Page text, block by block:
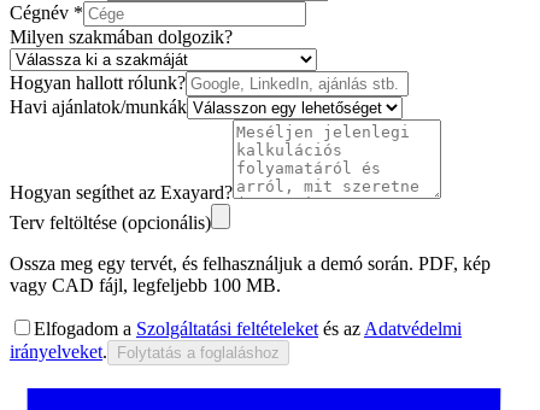
Cégnév *
Milyen szakmában dolgozik?
Hogyan hallott rólunk?
Havi ajánlatok/munkák
Hogyan segíthet az Exayard?
Terv feltöltése (opcionális)
Ossza meg egy tervét, és felhasználjuk a demó során. PDF, kép
vagy CAD fájl, legfeljebb 100 MB.
Elfogadom a Szolgáltatási feltételeket és az Adatvédelmi
irányelveket. Folytatás a foglaláshoz